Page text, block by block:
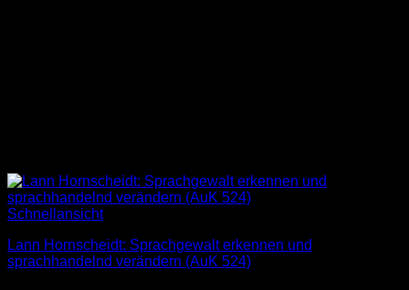
Schnellansicht
Lann Hornscheidt: Sprachgewalt erkennen und
sprachhandelnd verändern (AuK 524)